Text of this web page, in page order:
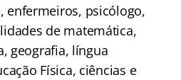
enfermeiros, psicólogo,
de matemática,
geografia, língua
Física, ciências e